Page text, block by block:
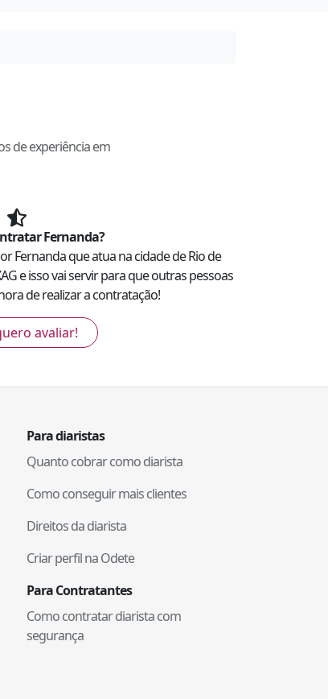
de experiência em
Fernanda?
Fernandaque atua na cidade deRio de
e isso vai servir para que outras pessoas
de realizar a contratação!
avaliar!
Para diaristas
Quanto cobrar como diarista
Como conseguir mais clientes
Direitos da diarista
Criar perfil na Odete
Para Contratantes
Como contratar diarista com
segurança